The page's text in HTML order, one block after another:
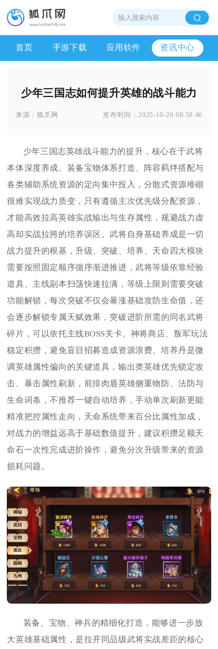
首页 手游下载 应用软件 资讯中心
少年三国志如何提升英雄的战斗能力
来源：狐爪网 发布时间：2025-10-20 08:50:46
少年三国志英雄战斗能力的提升，核心在于武将
本体深度养成、装备宝物体系打造、阵容羁绊搭配与
各类辅助系统资源的定向集中投入，分散式资源堆砌
很难实现战力质变，只有遵循主次优先级分配资源，
才能高效拉高英雄实战输出与生存属性，规避战力虚
高却实战拉胯的培养误区。武将自身基础养成是一切
战力提升的根基，升级、突破、培养、天命四大模块
需要按照固定顺序循序渐进推进，武将等级依靠经验
道具、主线副本扫荡快速拉满，等级上限则需要突破
功能解锁，每次突破不仅会暴涨基础攻防生命值，还
会逐步解锁专属天赋效果，突破进阶所需的同名武将
碎片，可以依托主线BOSS关卡、神将商店、叛军玩法
稳定积攒，避免盲目招募造成资源浪费。培养丹是微
调英雄属性偏向的关键道具，输出类英雄优先锁定攻
击、暴击属性刷新，前排肉盾英雄侧重物防、法防与
生命词条，不推荐一键自动培养，手动单次刷新更能
精准把控属性走向，天命系统带来百分比属性加成，
对战力的增益远高于基础数值提升，建议积攒足额天
命石一次性完成进阶操作，避免分次升级带来的资源
损耗问题。
装备、宝物、神兵的精细化打造，能够进一步放
大英雄基础属性，是拉开同品级武将实战差距的核心